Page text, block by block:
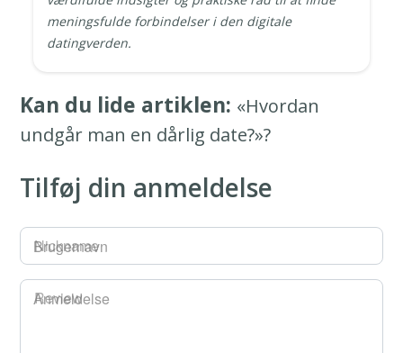
meningsfulde forbindelser i den digitale
datingverden.
Kan du lide artiklen: «Hvordan
undgår man en dårlig date?»?
Tilføj din anmeldelse
Brugernavn
Anmeldelse